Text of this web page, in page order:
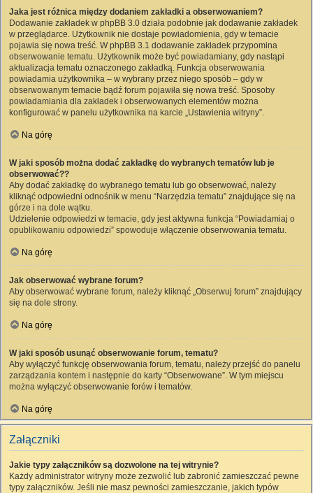
Jaka jest różnica między dodaniem zakładki a obserwowaniem?
Dodawanie zakładek w phpBB 3.0 działa podobnie jak dodawanie zakładek
w przeglądarce. Użytkownik nie dostaje powiadomienia, gdy w temacie
pojawia się nowa treść. W phpBB 3.1 dodawanie zakładek przypomina
obserwowanie tematu. Użytkownik może być powiadamiany, gdy nastąpi
aktualizacja tematu oznaczonego zakładką. Funkcja obserwowania
powiadamia użytkownika – w wybrany przez niego sposób – gdy w
obserwowanym temacie bądź forum pojawiła się nowa treść. Sposoby
powiadamiania dla zakładek i obserwowanych elementów można
konfigurować w panelu użytkownika na karcie „Ustawienia witryny”.
Na górę
W jaki sposób można dodać zakładkę do wybranych tematów lub je
obserwować??
Aby dodać zakładkę do wybranego tematu lub go obserwować, należy
kliknąć odpowiedni odnośnik w menu “Narzędzia tematu” znajdujące się na
górze i na dole wątku.
Udzielenie odpowiedzi w temacie, gdy jest aktywna funkcja “Powiadamiaj o
opublikowaniu odpowiedzi” spowoduje włączenie obserwowania tematu.
Na górę
Jak obserwować wybrane forum?
Aby obserwować wybrane forum, należy kliknąć „Obserwuj forum” znajdujący
się na dole strony.
Na górę
W jaki sposób usunąć obserwowanie forum, tematu?
Aby wyłączyć funkcję obserwowania forum, tematu, należy przejść do panelu
zarządzania kontem i następnie do karty “Obserwowane”. W tym miejscu
można wyłączyć obserwowanie forów i tematów.
Na górę
Załączniki
Jakie typy załączników są dozwolone na tej witrynie?
Każdy administrator witryny może zezwolić lub zabronić zamieszczać pewne
typy załączników. Jeśli nie masz pewności zamieszczanie, jakich typów